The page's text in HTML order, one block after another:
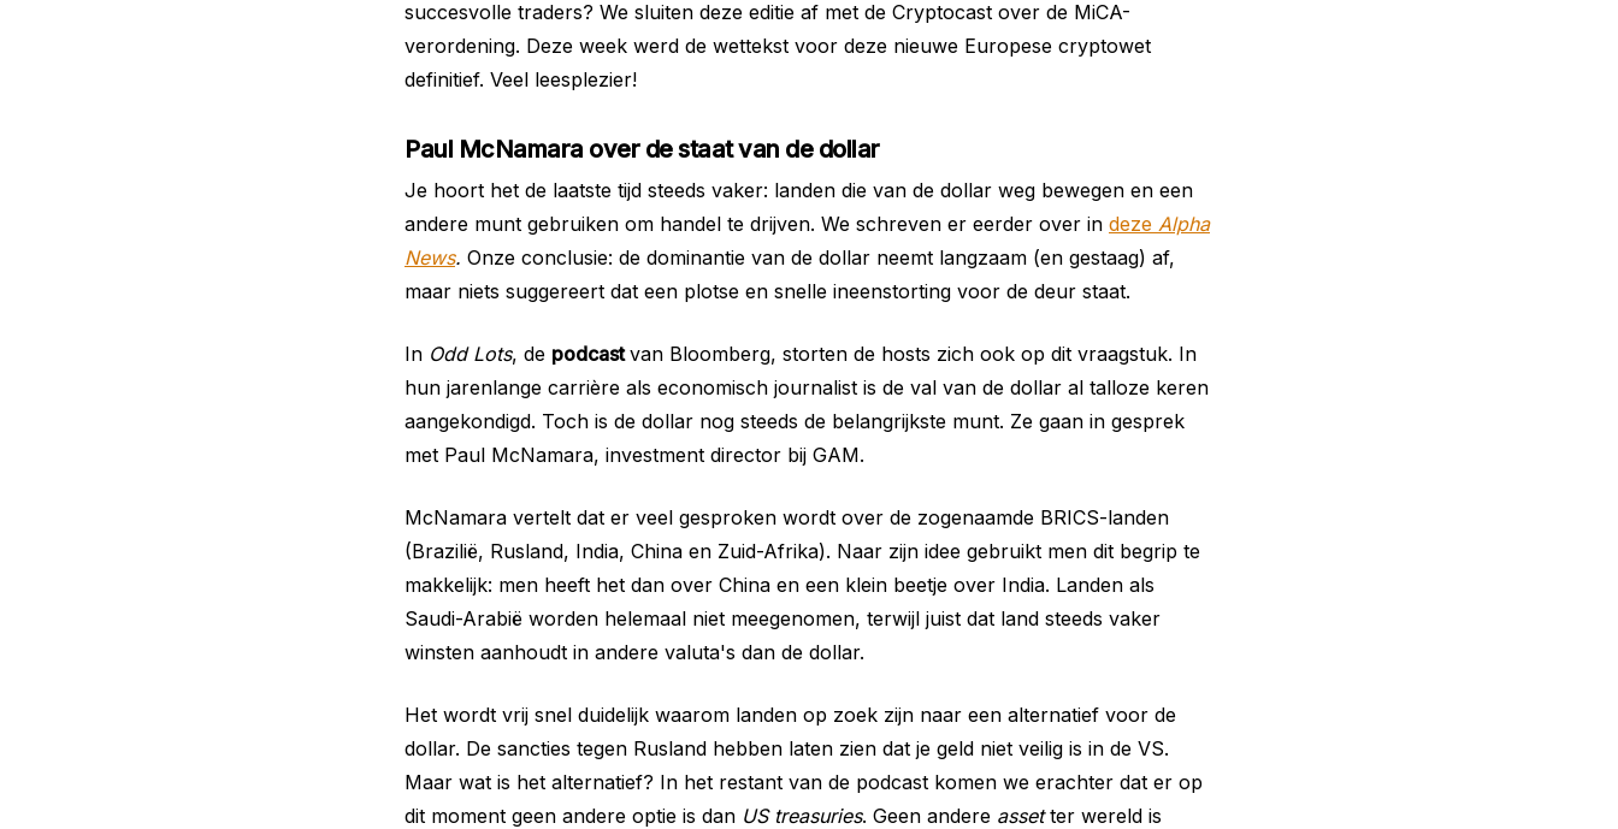
succesvolle traders? We sluiten deze editie af met de Cryptocast over de MiCA-
verordening. Deze week werd de wettekst voor deze nieuwe Europese cryptowet
definitief. Veel leesplezier!
Paul McNamara over de staat van de dollar
Je hoort het de laatste tijd steeds vaker: landen die van de dollar weg bewegen en een
andere munt gebruiken om handel te drijven. We schreven er eerder over in deze Alpha
News. Onze conclusie: de dominantie van de dollar neemt langzaam (en gestaag) af,
maar niets suggereert dat een plotse en snelle ineenstorting voor de deur staat.
In Odd Lots, de podcast van Bloomberg, storten de hosts zich ook op dit vraagstuk. In
hun jarenlange carrière als economisch journalist is de val van de dollar al talloze keren
aangekondigd. Toch is de dollar nog steeds de belangrijkste munt. Ze gaan in gesprek
met Paul McNamara, investment director bij GAM.
McNamara vertelt dat er veel gesproken wordt over de zogenaamde BRICS-landen
(Brazilië, Rusland, India, China en Zuid-Afrika). Naar zijn idee gebruikt men dit begrip te
makkelijk: men heeft het dan over China en een klein beetje over India. Landen als
Saudi-Arabië worden helemaal niet meegenomen, terwijl juist dat land steeds vaker
winsten aanhoudt in andere valuta's dan de dollar.
Het wordt vrij snel duidelijk waarom landen op zoek zijn naar een alternatief voor de
dollar. De sancties tegen Rusland hebben laten zien dat je geld niet veilig is in de VS.
Maar wat is het alternatief? In het restant van de podcast komen we erachter dat er op
dit moment geen andere optie is dan US treasuries. Geen andere assetter wereld is